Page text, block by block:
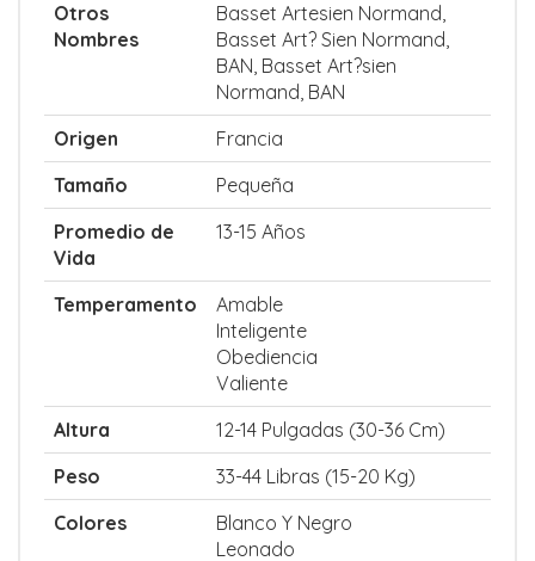
Otros
Nombres
Basset Artesien Normand,
Basset Art? Sien Normand,
BAN, Basset Art?sien
Normand, BAN
Origen
Francia
Tamaño
Pequeña
Promedio de
Vida
13-15 Años
Temperamento
Amable
Inteligente
Obediencia
Valiente
Altura
12-14 Pulgadas (30-36 Cm)
Peso
33-44 Libras (15-20 Kg)
Colores
Blanco Y Negro
Leonado